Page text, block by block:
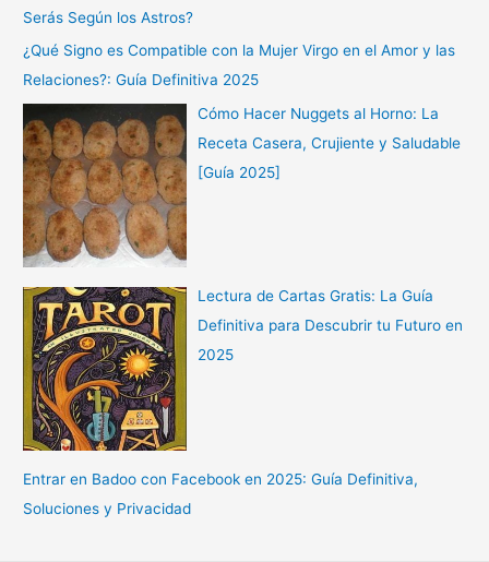
Serás Según los Astros?
¿Qué Signo es Compatible con la Mujer Virgo en el Amor y las
Relaciones?: Guía Definitiva 2025
Cómo Hacer Nuggets al Horno: La
Receta Casera, Crujiente y Saludable
[Guía 2025]
Lectura de Cartas Gratis: La Guía
Definitiva para Descubrir tu Futuro en
2025
Entrar en Badoo con Facebook en 2025: Guía Definitiva,
Soluciones y Privacidad